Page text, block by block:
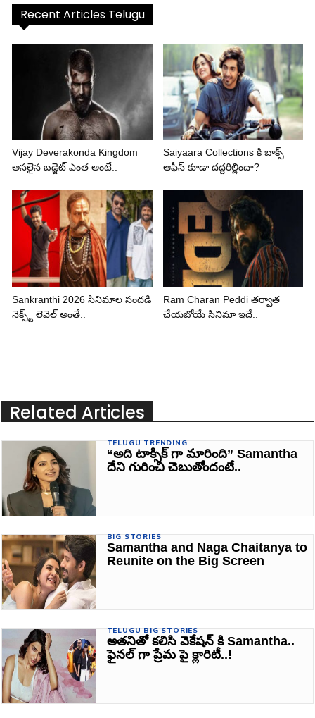
Recent Articles Telugu
Vijay Deverakonda Kingdom
అసలైన బడ్జెట్ ఎంత అంటే..
Saiyaara Collections కి బాక్స్
ఆఫీస్ కూడా దద్దరిల్లిందా?
Sankranthi 2026 సినిమాల సందడి
నెక్స్ట్ లెవెల్ అంతే..
Ram Charan Peddi తర్వాత
చేయబోయే సినిమా ఇదే..
Related Articles
TELUGU TRENDING
“అది టాక్సిక్ గా మారింది” Samantha
దేని గురించి చెబుతోందంటే..
BIG STORIES
Samantha and Naga Chaitanya to
Reunite on the Big Screen
TELUGU BIG STORIES
అతనితో కలిసి వెకేషన్ కి Samantha..
ఫైనల్ గా ప్రేమ పై క్లారిటీ..!